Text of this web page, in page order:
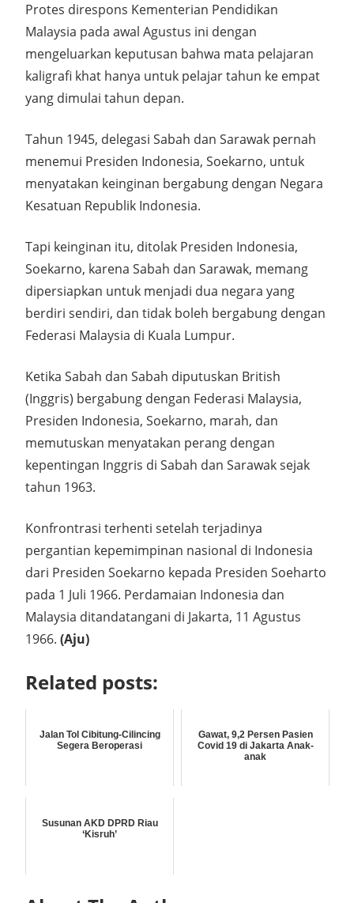
Protes direspons Kementerian Pendidikan
Malaysia pada awal Agustus ini dengan
mengeluarkan keputusan bahwa mata pelajaran
kaligrafi khat hanya untuk pelajar tahun ke empat
yang dimulai tahun depan.
Tahun 1945, delegasi Sabah dan Sarawak pernah
menemui Presiden Indonesia, Soekarno, untuk
menyatakan keinginan bergabung dengan Negara
Kesatuan Republik Indonesia.
Tapi keinginan itu, ditolak Presiden Indonesia,
Soekarno, karena Sabah dan Sarawak, memang
dipersiapkan untuk menjadi dua negara yang
berdiri sendiri, dan tidak boleh bergabung dengan
Federasi Malaysia di Kuala Lumpur.
Ketika Sabah dan Sabah diputuskan British
(Inggris) bergabung dengan Federasi Malaysia,
Presiden Indonesia, Soekarno, marah, dan
memutuskan menyatakan perang dengan
kepentingan Inggris di Sabah dan Sarawak sejak
tahun 1963.
Konfrontrasi terhenti setelah terjadinya
pergantian kepemimpinan nasional di Indonesia
dari Presiden Soekarno kepada Presiden Soeharto
pada 1 Juli 1966. Perdamaian Indonesia dan
Malaysia ditandatangani di Jakarta, 11 Agustus
1966. (Aju)
Related posts:
Jalan Tol Cibitung-Cilincing
Segera Beroperasi
Gawat, 9,2 Persen Pasien
Covid 19 di Jakarta Anak-
anak
Susunan AKD DPRD Riau
‘Kisruh’